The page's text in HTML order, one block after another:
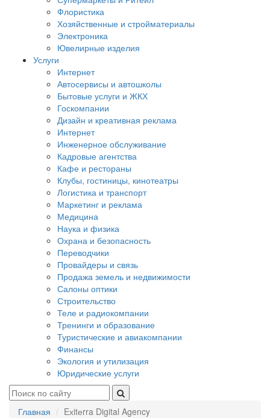
Флористика
Хозяйственные и стройматериалы
Электроника
Ювелирные изделия
Услуги
Интернет
Автосервисы и автошколы
Бытовые услуги и ЖКХ
Госкомпании
Дизайн и креативная реклама
Интернет
Инженерное обслуживание
Кадровые агентства
Кафе и рестораны
Клубы, гостиницы, кинотеатры
Логистика и транспорт
Маркетинг и реклама
Медицина
Наука и физика
Охрана и безопасность
Переводчики
Провайдеры и связь
Продажа земель и недвижимости
Салоны оптики
Строительство
Теле и радиокомпании
Тренинги и образование
Туристические и авиакомпании
Финансы
Экология и утилизация
Юридические услуги
Главная Eхitеrra Digital Agency